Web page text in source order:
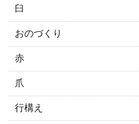
臼
おのづくり
赤
爪
行構え